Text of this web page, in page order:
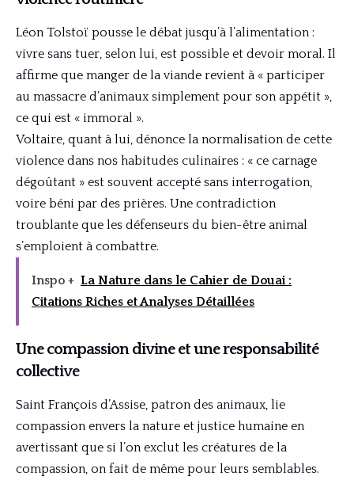
Léon Tolstoï pousse le débat jusqu’à l’alimentation :
vivre sans tuer, selon lui, est possible et devoir moral. Il
affirme que manger de la viande revient à « participer
au massacre d’animaux simplement pour son appétit »,
ce qui est « immoral ».
Voltaire, quant à lui, dénonce la normalisation de cette
violence dans nos habitudes culinaires : « ce carnage
dégoûtant » est souvent accepté sans interrogation,
voire béni par des prières. Une contradiction
troublante que les défenseurs du bien-être animal
s’emploient à combattre.
Inspo + La Nature dans le Cahier de Douai :
Citations Riches et Analyses Détaillées
Une compassion divine et une responsabilité
collective
Saint François d’Assise, patron des animaux, lie
compassion envers la nature et justice humaine en
avertissant que si l’on exclut les créatures de la
compassion, on fait de même pour leurs semblables.